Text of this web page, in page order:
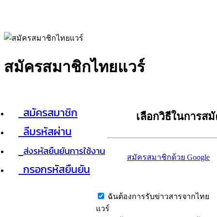
สมัครสมาชิกไทยแวร์
สมัครสมาชิก
ลืมรหัสผ่าน
ส่งรหัสยืนยันการใช้งาน
กรอกรหัสยืนยัน
เลือกวิธีในการส
สมัครสมาชิกด้วย Google
ฉันต้องการรับข่าวสารจากไทย
แวร์